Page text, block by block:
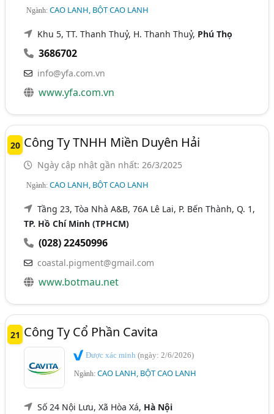
Ngành:CAO LANH, BỘT CAO LANH
Khu 5, TT. Thanh Thuỷ, H. Thanh Thuỷ, Phú Thọ
3686702
info@yfa.com.vn
www.yfa.com.vn
20 Công Ty TNHH Miền Duyên Hải
Ngày cập nhật gần nhất: 26/3/2025
Ngành:CAO LANH, BỘT CAO LANH
Tầng 23, Tòa Nhà A&B, 76A Lê Lai, P. Bến Thành, Q. 1,
TP. Hồ Chí Minh (TPHCM)
(028) 22450996
coastal.pigment@gmail.com
www.botmau.net
21 Công Ty Cổ Phần Cavita
Được xác minh(ngày: 2/6/2026)
Ngành:CAO LANH, BỘT CAO LANH
Số 24 Nội Lưu, Xã Hòa Xá, Hà Nội